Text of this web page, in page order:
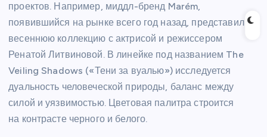
проектов. Например, миддл-бренд Marém,
появившийся на рынке всего год назад, представил
весеннюю коллекцию с актрисой и режиссером
Ренатой Литвиновой. В линейке под названием The
Veiling Shadows («Тени за вуалью») исследуется
дуальность человеческой природы, баланс между
силой и уязвимостью. Цветовая палитра строится
на контрасте черного и белого.